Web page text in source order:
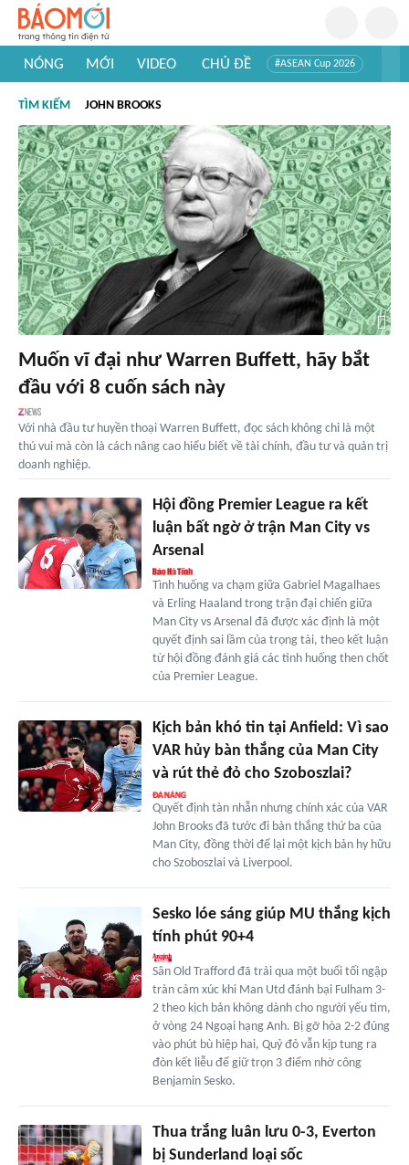
NÓNG MỚI VIDEO CHỦ ĐỀ #ASEAN Cup 2026
#Khám phá thế giới
TÌM KIẾM JOHN BROOKS
Muốn vĩ đại như Warren Buffett, hãy bắt
đầu với 8 cuốn sách này
Với nhà đầu tư huyền thoại Warren Buffett, đọc sách không chỉ là một
thú vui mà còn là cách nâng cao hiểu biết về tài chính, đầu tư và quản trị
doanh nghiệp.
Hội đồng Premier League ra kết
luận bất ngờ ở trận Man City vs
Arsenal
Tình huống va chạm giữa Gabriel Magalhaes
và Erling Haaland trong trận đại chiến giữa
Man City vs Arsenal đã được xác định là một
quyết định sai lầm của trọng tài, theo kết luận
từ hội đồng đánh giá các tình huống then chốt
của Premier League.
Kịch bản khó tin tại Anfield: Vì sao
VAR hủy bàn thắng của Man City
và rút thẻ đỏ cho Szoboszlai?
Quyết định tàn nhẫn nhưng chính xác của VAR
John Brooks đã tước đi bàn thắng thứ ba của
Man City, đồng thời để lại một kịch bản hy hữu
cho Szoboszlai và Liverpool.
Sesko lóe sáng giúp MU thắng kịch
tính phút 90+4
Sân Old Trafford đã trải qua một buổi tối ngập
tràn cảm xúc khi Man Utd đánh bại Fulham 3-
2 theo kịch bản không dành cho người yếu tim,
ở vòng 24 Ngoại hạng Anh. Bị gỡ hòa 2-2 đúng
vào phút bù hiệp hai, Quỷ đỏ vẫn kịp tung ra
đòn kết liễu để giữ trọn 3 điểm nhờ công
Benjamin Sesko.
Thua trắng luân lưu 0-3, Everton
bị Sunderland loại sốc